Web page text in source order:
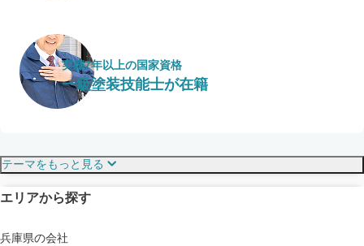
実績7年以上の国家資格
一級塗装技能士が在籍
見えにくい屋根も安心
ドローン診断
テーマをもっと見る
エリアから探す
兵庫県の会社